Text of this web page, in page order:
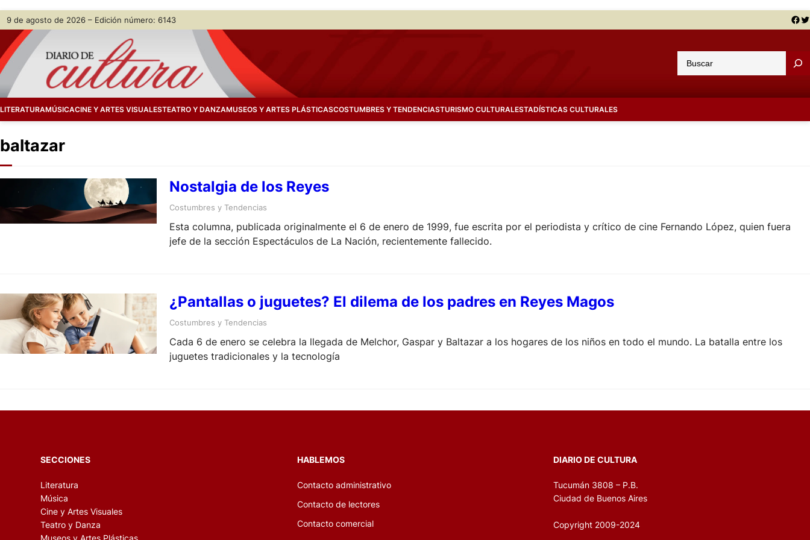
Skip
content
9 de agosto de 2026 – Edición número: 6143 Facebook Twitter
u
a
LITERATURAMÚSICACINE Y ARTES VISUALESTEATRO Y DANZAMUSEOS Y ARTES PLÁSTICASCOSTUMBRES Y TENDENCIASTURISMO CULTURALESTADÍSTICAS CULTURALES
baltazar
Nostalgia de los Reyes
Costumbres y Tendencias
Esta columna, publicada originalmente el 6 de enero de 1999, fue escrita por el periodista y crítico de cine Fernando López, quien fuera
jefe de la sección Espectáculos de La Nación, recientemente fallecido.
¿Pantallas o juguetes? El dilema de los padres en Reyes Magos
Costumbres y Tendencias
Cada 6 de enero se celebra la llegada de Melchor, Gaspar y Baltazar a los hogares de los niños en todo el mundo. La batalla entre los
juguetes tradicionales y la tecnología
SECCIONES
Literatura
Música
Cine y Artes Visuales
Teatro y Danza
Museos y Artes Plásticas
HABLEMOS
Contacto administrativo
Contacto de lectores
Contacto comercial
DIARIO DE CULTURA
Tucumán 3808 – P.B.
Ciudad de Buenos Aires
Copyright 2009-2024